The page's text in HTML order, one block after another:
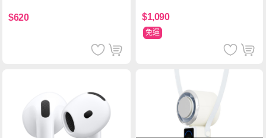
$620 $1,090
免運